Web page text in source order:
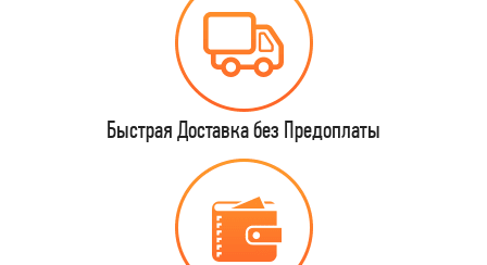
Быстрая Доставка без Предоплаты